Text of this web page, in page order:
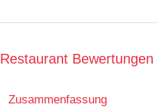
Restaurant Bewertungen
Zusammenfassung